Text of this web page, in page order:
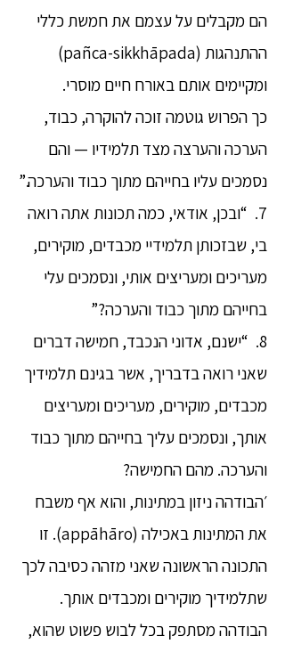
הם מקבלים על עצמם את חמשת כללי
ההתנהגות (pañca-sikkhāpada)
ומקיימים אותם באורח חיים מוסרי.
כך הפרוש גוטמה זוכה להוקרה, כבוד,
הערכה והערצה מצד תלמידיו — והם
נסמכים עליו בחייהם מתוך כבוד והערכה.”
7. “ובכן, אודאי, כמה תכונות אתה רואה
בי, שבזכותן תלמידיי מכבדים, מוקירים,
מעריכים ומעריצים אותי, ונסמכים עלי
בחייהם מתוך כבוד והערכה?”
8. “ישנם, אדוני הנכבד, חמישה דברים
שאני רואה בדבריך, אשר בגינם תלמידיך
מכבדים, מוקירים, מעריכים ומעריצים
אותך, ונסמכים עליך בחייהם מתוך כבוד
והערכה. מהם החמישה?
׳הבודהה ניזון במתינות, והוא אף משבח
את המתינות באכילה (appāhāro). זו
התכונה הראשונה שאני מזהה כסיבה לכך
שתלמידיך מוקירים ומכבדים אותך.
הבודהה מסתפק בכל לבוש פשוט שהוא,